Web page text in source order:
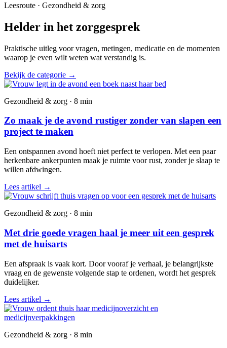
Leesroute · Gezondheid & zorg
Helder in het zorggesprek
Praktische uitleg voor vragen, metingen, medicatie en de momenten
waarop je even wilt weten wat verstandig is.
Bekijk de categorie →
Gezondheid & zorg · 8 min
Zo maak je de avond rustiger zonder van slapen een
project te maken
Een ontspannen avond hoeft niet perfect te verlopen. Met een paar
herkenbare ankerpunten maak je ruimte voor rust, zonder je slaap te
willen afdwingen.
Lees artikel →
Gezondheid & zorg · 8 min
Met drie goede vragen haal je meer uit een gesprek
met de huisarts
Een afspraak is vaak kort. Door vooraf je verhaal, je belangrijkste
vraag en de gewenste volgende stap te ordenen, wordt het gesprek
duidelijker.
Lees artikel →
Gezondheid & zorg · 8 min